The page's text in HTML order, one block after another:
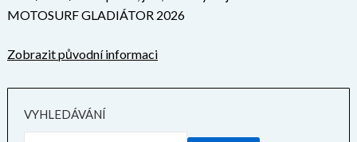
MOTOSURF GLADIÁTOR 2026
Zobrazit původní informaci
VYHLEDÁVÁNÍ